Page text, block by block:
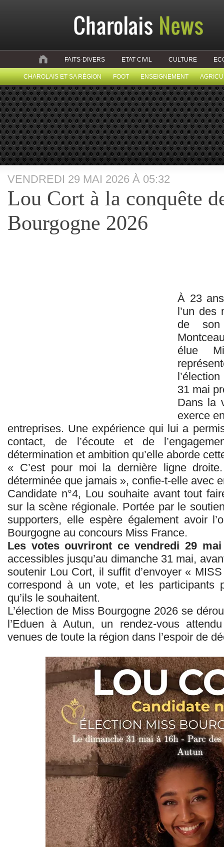
FAITS-DIVERS ETAT CIVIL CULTURE
CHAROLAIS ET SA RÉGION FOOT ENSEIGNEMENT
VENDREDI 29 MAI 2026 À 05:32
Lou Cort à la conquête
Bourgogne 2026
À 23
l’un des
de son
élue
31 mai
Dans la
exerce
entreprises. Une expérience qui lui a
contact, de l’écoute et de
détermination et ambition qu’elle aborde
« C’est pour moi la dernière ligne
déterminée que jamais », confie-t-elle avec
Candidate n°4, Lou souhaite avant tout
sur la scène régionale. Portée par le
supporters, elle espère également avoir
Bourgogne au concours Miss France.
Les votes ouvriront ce vendredi 29
accessibles jusqu’au dimanche 31 mai,
soutenir Lou Cort, il suffit d’envoyer «
correspond à un vote, et les participants
qu’ils le souhaitent.
L’élection de Miss Bourgogne 2026 se
l’Eduen à Autun, un rendez-vous
venues de toute la région dans l’espoir de